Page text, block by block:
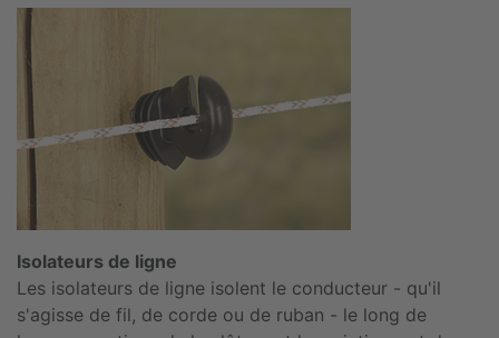
Isolateurs de ligne
Les isolateurs de ligne isolent le conducteur - qu'il
s'agisse de fil, de corde ou de ruban - le long de